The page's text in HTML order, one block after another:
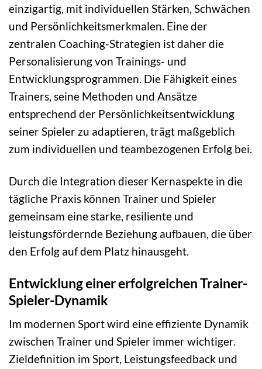
einzigartig, mit individuellen Stärken, Schwächen
und Persönlichkeitsmerkmalen. Eine der
zentralen Coaching-Strategien ist daher die
Personalisierung von Trainings- und
Entwicklungsprogrammen. Die Fähigkeit eines
Trainers, seine Methoden und Ansätze
entsprechend der Persönlichkeitsentwicklung
seiner Spieler zu adaptieren, trägt maßgeblich
zum individuellen und teambezogenen Erfolg bei.
Durch die Integration dieser Kernaspekte in die
tägliche Praxis können Trainer und Spieler
gemeinsam eine starke, resiliente und
leistungsfördernde Beziehung aufbauen, die über
den Erfolg auf dem Platz hinausgeht.
Entwicklung einer erfolgreichen Trainer-
Spieler-Dynamik
Im modernen Sport wird eine effiziente Dynamik
zwischen Trainer und Spieler immer wichtiger.
Zieldefinition im Sport, Leistungsfeedback und